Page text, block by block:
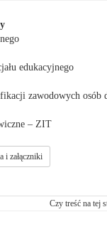
edukacyjnego
zawodowych osób
– ZIT
i załączniki
Czy treść na tej